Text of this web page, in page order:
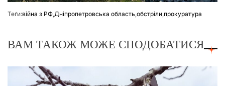
Теґи:війна з РФ Дніпропетровська область обстріли прокуратура
ВАМ ТАКОЖ МОЖЕ СПОДОБАТИСЯ